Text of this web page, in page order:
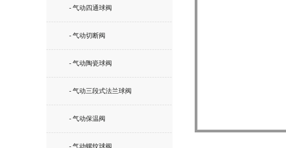
- 气动四通球阀
- 气动切断阀
- 气动陶瓷球阀
- 气动三段式法兰球阀
- 气动保温阀
- 气动螺纹球阀